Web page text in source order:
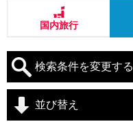
国内旅行
検索条件を変更する
並び替え